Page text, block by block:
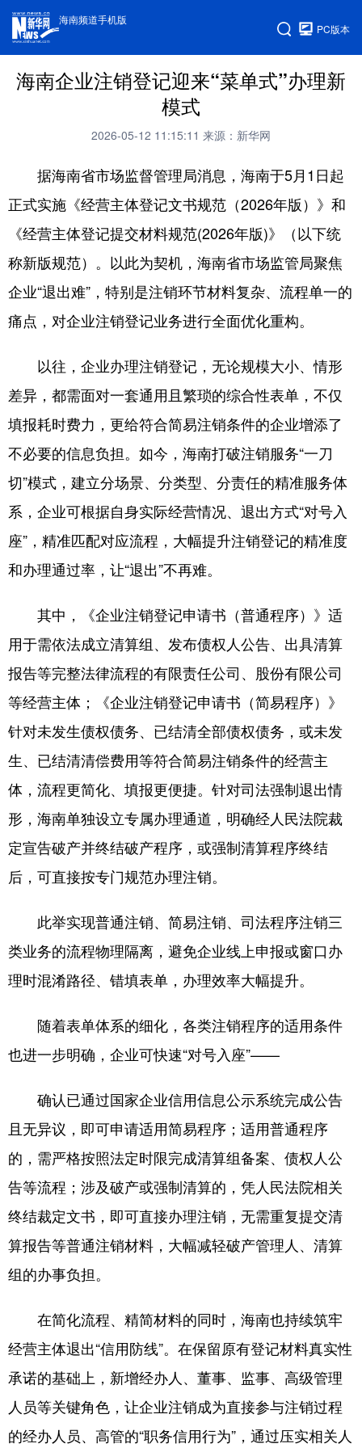
海南频道手机版
PC版本
海南企业注销登记迎来“菜单式”办理新
模式
2026-05-12 11:15:11 来源：新华网
据海南省市场监督管理局消息，海南于5月1日起
正式实施《经营主体登记文书规范（2026年版）》和
《经营主体登记提交材料规范(2026年版)》（以下统
称新版规范）。以此为契机，海南省市场监管局聚焦
企业“退出难”，特别是注销环节材料复杂、流程单一的
痛点，对企业注销登记业务进行全面优化重构。
以往，企业办理注销登记，无论规模大小、情形
差异，都需面对一套通用且繁琐的综合性表单，不仅
填报耗时费力，更给符合简易注销条件的企业增添了
不必要的信息负担。如今，海南打破注销服务“一刀
切”模式，建立分场景、分类型、分责任的精准服务体
系，企业可根据自身实际经营情况、退出方式“对号入
座”，精准匹配对应流程，大幅提升注销登记的精准度
和办理通过率，让“退出”不再难。
其中，《企业注销登记申请书（普通程序）》适
用于需依法成立清算组、发布债权人公告、出具清算
报告等完整法律流程的有限责任公司、股份有限公司
等经营主体；《企业注销登记申请书（简易程序）》
针对未发生债权债务、已结清全部债权债务，或未发
生、已结清清偿费用等符合简易注销条件的经营主
体，流程更简化、填报更便捷。针对司法强制退出情
形，海南单独设立专属办理通道，明确经人民法院裁
定宣告破产并终结破产程序，或强制清算程序终结
后，可直接按专门规范办理注销。
此举实现普通注销、简易注销、司法程序注销三
类业务的流程物理隔离，避免企业线上申报或窗口办
理时混淆路径、错填表单，办理效率大幅提升。
随着表单体系的细化，各类注销程序的适用条件
也进一步明确，企业可快速“对号入座”——
确认已通过国家企业信用信息公示系统完成公告
且无异议，即可申请适用简易程序；适用普通程序
的，需严格按照法定时限完成清算组备案、债权人公
告等流程；涉及破产或强制清算的，凭人民法院相关
终结裁定文书，即可直接办理注销，无需重复提交清
算报告等普通注销材料，大幅减轻破产管理人、清算
组的办事负担。
在简化流程、精简材料的同时，海南也持续筑牢
经营主体退出“信用防线”。在保留原有登记材料真实性
承诺的基础上，新增经办人、董事、监事、高级管理
人员等关键角色，让企业注销成为直接参与注销过程
的经办人员、高管的“职务信用行为”，通过压实相关人